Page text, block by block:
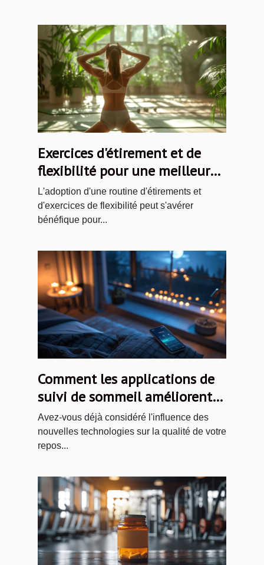
Exercices d'étirement et de
flexibilité pour une meilleure
posture et une réduction des
maux de dos
L'adoption d'une routine d'étirements et
d'exercices de flexibilité peut s'avérer
bénéfique pour...
Comment les applications de
suivi de sommeil améliorent
réellement votre repos
nocturne
Avez-vous déjà considéré l'influence des
nouvelles technologies sur la qualité de votre
repos...